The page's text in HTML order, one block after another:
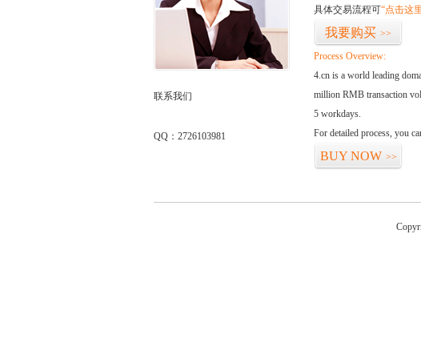
联系我们
QQ：2726103981
具体交易流程可“点击这
我要购买 >>
Process Overview:
4.cn is a world leading
million RMB transaction
5 workdays.
For detailed process, you
BUY NOW >>